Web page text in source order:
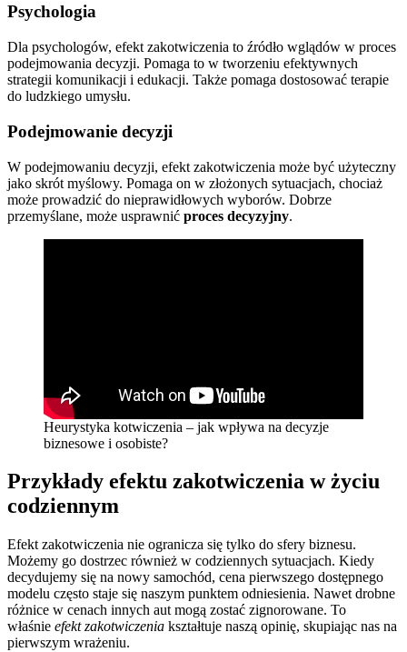
Psychologia
Dla psychologów, efekt zakotwiczenia to źródło wglądów w proces
podejmowania decyzji. Pomaga to w tworzeniu efektywnych
strategii komunikacji i edukacji. Także pomaga dostosować terapie
do ludzkiego umysłu.
Podejmowanie decyzji
W podejmowaniu decyzji, efekt zakotwiczenia może być użyteczny
jako skrót myślowy. Pomaga on w złożonych sytuacjach, chociaż
może prowadzić do nieprawidłowych wyborów. Dobrze
przemyślane, może usprawnić proces decyzyjny.
Heurystyka kotwiczenia – jak wpływa na decyzje
biznesowe i osobiste?
Przykłady efektu zakotwiczenia w życiu
codziennym
Efekt zakotwiczenia nie ogranicza się tylko do sfery biznesu.
Możemy go dostrzec również w codziennych sytuacjach. Kiedy
decydujemy się na nowy samochód, cena pierwszego dostępnego
modelu często staje się naszym punktem odniesienia. Nawet drobne
różnice w cenach innych aut mogą zostać zignorowane. To
właśnie efekt zakotwiczenia kształtuje naszą opinię, skupiając nas na
pierwszym wrażeniu.